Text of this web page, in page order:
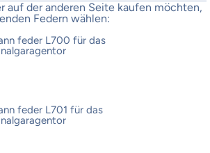
auf der anderen Seite kaufen möchten,
Federn wählen:
feder L700 für das
feder L701 für das